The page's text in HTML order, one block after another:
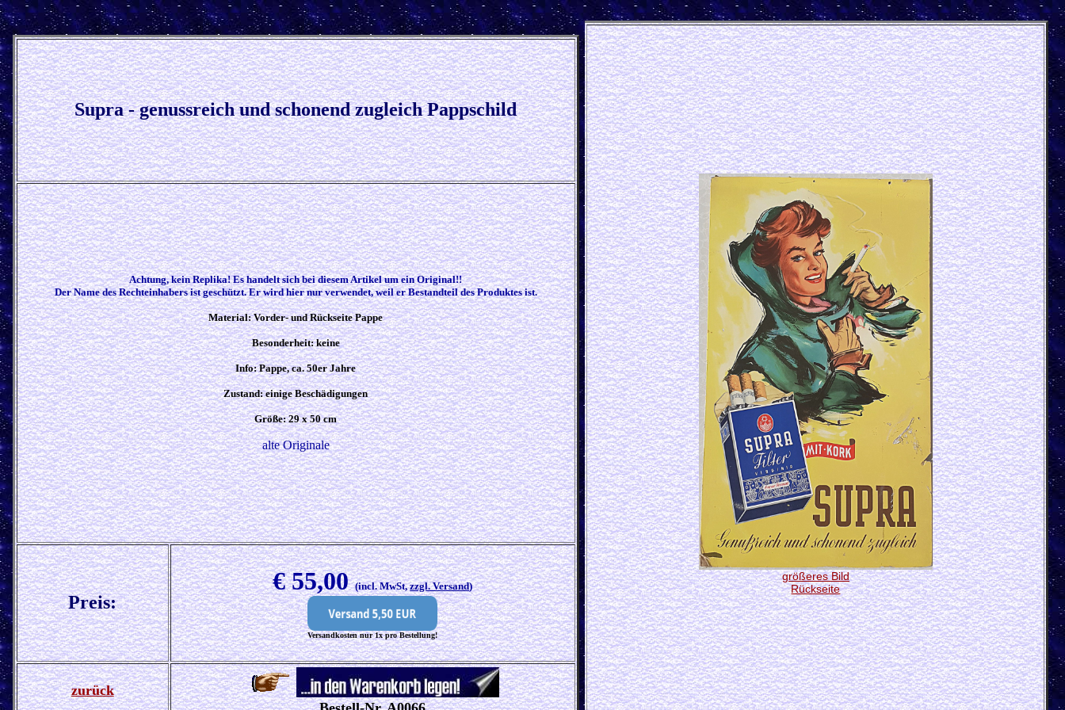
größeres Bild
Rückseite
Supra - genussreich und schonend zugleich Pappschild
Achtung, kein Replika! Es handelt sich bei diesem Artikel um ein Original!!
Der Name des Rechteinhabers ist geschützt. Er wird hier nur verwendet, weil er Bestandteil des Produktes ist.
Material: Vorder- und Rückseite Pappe
Besonderheit: keine
Info: Pappe, ca. 50er Jahre
Zustand:einige Beschädigungen
Größe:29 x 50cm
alte Originale
Preis:
€ 55,00(incl. MwSt,zzgl. Versand)
Versandkosten nur 1x pro Bestellung!
zurück